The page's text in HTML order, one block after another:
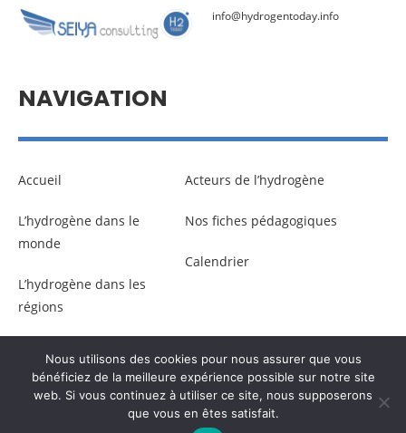
info@hydrogentoday.info
NAVIGATION
Accueil
L’hydrogène dans le
monde
L’hydrogène dans les
régions
Acteurs de l’hydrogène
Nos fiches pédagogiques
Calendrier
© Copyright –Communicaweb 2026
Nous utilisons des cookies pour nous assurer que vous
bénéficiez de la meilleure expérience possible sur notre site
web. Si vous continuez à utiliser ce site, nous supposerons
que vous en êtes satisfait.